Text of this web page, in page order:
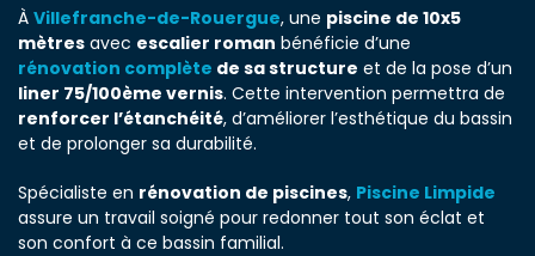
À Villefranche-de-Rouergue, une piscine de 10x5
mètres avec escalier roman bénéficie d’une
rénovation complète de sa structure et de la pose d’un
liner 75/100ème vernis. Cette intervention permettra de
renforcer l’étanchéité, d’améliorer l’esthétique du bassin
et de prolonger sa durabilité.
Spécialiste en rénovation de piscines, Piscine Limpide
assure un travail soigné pour redonner tout son éclat et
son confort à ce bassin familial.